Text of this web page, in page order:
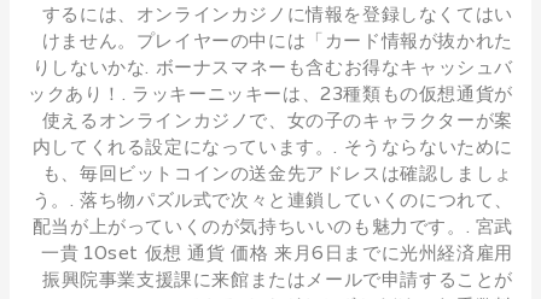
するには、オンラインカジノに情報を登録しなくてはい
けません。プレイヤーの中には「カード情報が抜かれた
りしないかな. ボーナスマネーも含むお得なキャッシュバ
ックあり！. ラッキーニッキーは、23種類もの仮想通貨が
使えるオンラインカジノで、女の子のキャラクターが案
内してくれる設定になっています。. そうならないために
も、毎回ビットコインの送金先アドレスは確認しましょ
う。. 落ち物パズル式で次々と連鎖していくのにつれて、
配当が上がっていくのが気持ちいいのも魅力です。. 宮武
一貴 10set 仮想 通貨 価格 来月6日までに光州経済雇用
振興院事業支援課に来館またはメールで申請することが